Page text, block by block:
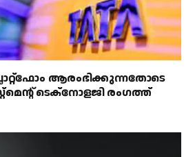
ആരംഭിക്കുന്നതോടെ
ടെക്‌നോളജി രംഗത്ത്